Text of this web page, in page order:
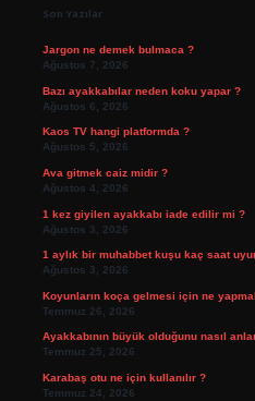
Son Yazılar
Jargon ne demek bulmaca ?
Ağustos 7, 2026
Bazı ayakkabılar neden koku yapar ?
Ağustos 6, 2026
Kaos TV hangi platformda ?
Ağustos 5, 2026
Ava gitmek caiz midir ?
Ağustos 4, 2026
1 kez giyilen ayakkabı iade edilir mi ?
Ağustos 3, 2026
1 aylık bir muhabbet kuşu kaç saat
Ağustos 3, 2026
Koyunların koça gelmesi için ne
Temmuz 26, 2026
Ayakkabının büyük olduğunu nasıl
Temmuz 25, 2026
Karabaş otu ne için kullanılır ?
Temmuz 24, 2026